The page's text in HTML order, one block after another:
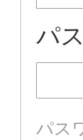
パ
パス